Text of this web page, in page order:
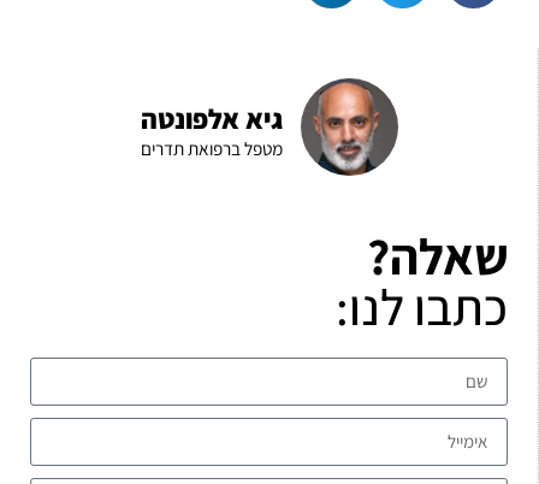
גיא אלפונטה
מטפל ברפואת תדרים
שאלה?
כתבו לנו: